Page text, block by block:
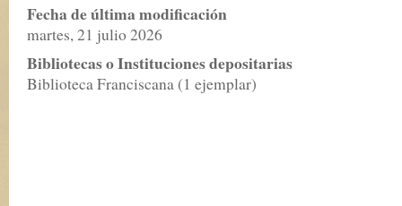
Fecha de última modificación
martes, 21 julio 2026
Bibliotecas o Instituciones depositarias
Biblioteca Franciscana (1 ejemplar)